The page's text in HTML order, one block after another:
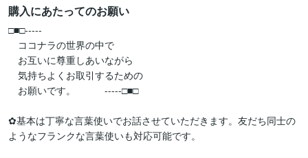
購入にあたってのお願い
□■□-----
ココナラの世界の中で
お互いに尊重しあいながら
気持ちよくお取引するための
お願いです。　　　-----□■□
✿基本は丁寧な言葉使いでお話させていただきます。友だち同士の
ようなフランクな言葉使いも対応可能です。